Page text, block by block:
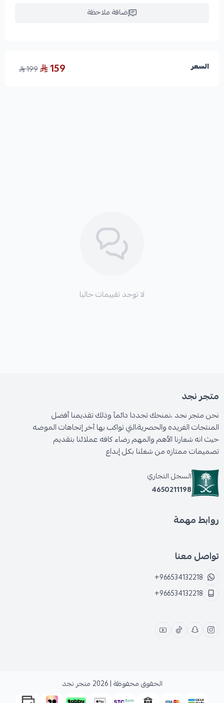
إضافة ملاحظة
السعر 159
199
لا توجد تقييمات حاليا
متجر نجد
نحن متجر نجد ،نمنحك تجددا دائمآ وذلك تقديمنا أفضل
المنتجات الفريده والحصرية،التي تواكب بها آخر إتجاهات الموضه
حيث انه شعارنا الأهم والمهم رضاء كافه عملائنا بتقديم
تصميمات ممتازه من شغلنا بكل إبداع
السجل التجاري
4650211198
روابط مهمة
تواصل معنا
+966534132218
+966534132218
الحقوق محفوظة | 2026 متجر نجد